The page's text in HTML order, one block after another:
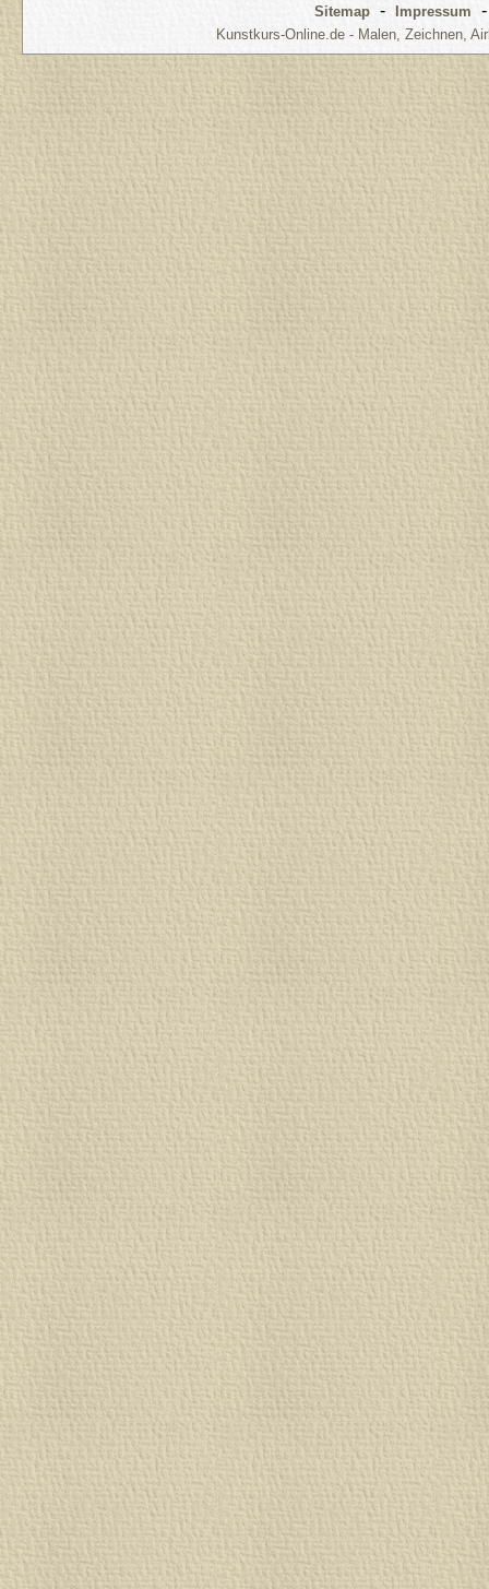
Sitemap - Impressum
Kunstkurs-Online.de - Malen, Zeichnen,